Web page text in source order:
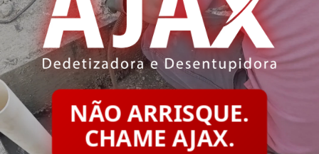
NÃO ARRISQUE.
CHAME AJAX.